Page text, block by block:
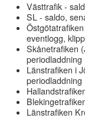
Västtrafik -
SL - saldo,
eventlogg,
Skånetrafiken
periodladdning
Länstrafiken i
periodladdning
Länstrafiken